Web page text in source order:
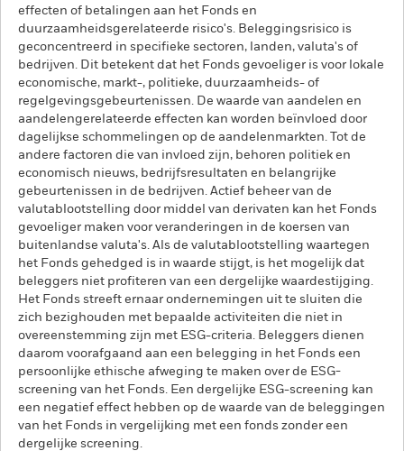
effecten of betalingen aan het Fonds en
duurzaamheidsgerelateerde risico's. Beleggingsrisico is
geconcentreerd in specifieke sectoren, landen, valuta's of
bedrijven. Dit betekent dat het Fonds gevoeliger is voor lokale
economische, markt-, politieke, duurzaamheids- of
regelgevingsgebeurtenissen. De waarde van aandelen en
aandelengerelateerde effecten kan worden beïnvloed door
dagelijkse schommelingen op de aandelenmarkten. Tot de
andere factoren die van invloed zijn, behoren politiek en
economisch nieuws, bedrijfsresultaten en belangrijke
gebeurtenissen in de bedrijven. Actief beheer van de
valutablootstelling door middel van derivaten kan het Fonds
gevoeliger maken voor veranderingen in de koersen van
buitenlandse valuta's. Als de valutablootstelling waartegen
het Fonds gehedged is in waarde stijgt, is het mogelijk dat
beleggers niet profiteren van een dergelijke waardestijging.
Het Fonds streeft ernaar ondernemingen uit te sluiten die
zich bezighouden met bepaalde activiteiten die niet in
overeenstemming zijn met ESG-criteria. Beleggers dienen
daarom voorafgaand aan een belegging in het Fonds een
persoonlijke ethische afweging te maken over de ESG-
screening van het Fonds. Een dergelijke ESG-screening kan
een negatief effect hebben op de waarde van de beleggingen
van het Fonds in vergelijking met een fonds zonder een
dergelijke screening.